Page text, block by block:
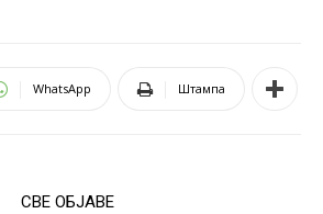
WhatsApp Штампа
СВЕ ОБЈАВЕ